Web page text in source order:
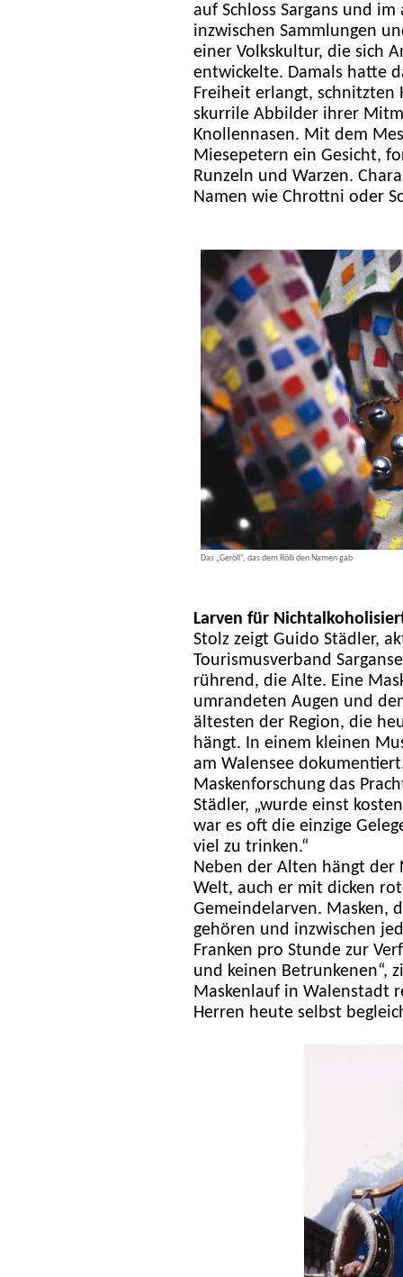
auf Schloss Sargans und
inzwischen Sammlungen
einer Volkskultur, die sich
entwickelte. Damals hatte
Freiheit erlangt, schnitzten
skurrile Abbilder ihrer
Knollennasen. Mit dem
Miesepetern ein Gesicht,
Runzeln und Warzen.
Namen wie Chrottni oder
Das „Geröll“, das dem Rölli den Namen gab
Larven für
Stolz zeigt Guido Städler,
Tourismusverband
rührend, die Alte. Eine
umrandeten Augen und
ältesten der Region, die
hängt. In einem kleinen
am Walensee
Maskenforschung das
Städler, „wurde einst
war es oft die einzige
viel zu trinken.“
Neben der Alten hängt der
Welt, auch er mit dicken
Gemeindelarven. Masken,
gehören und inzwischen
Franken pro Stunde zur
und keinen Betrunkenen“,
Maskenlauf in Walenstadt
Herren heute selbst